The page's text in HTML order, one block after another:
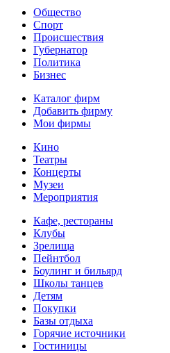
Общество
Спорт
Происшествия
Губернатор
Политика
Бизнес
Каталог фирм
Добавить фирму
Мои фирмы
Кино
Театры
Концерты
Музеи
Мероприятия
Кафе, рестораны
Клубы
Зрелища
Пейнтбол
Боулинг и бильярд
Школы танцев
Детям
Покупки
Базы отдыха
Горячие источники
Гостиницы